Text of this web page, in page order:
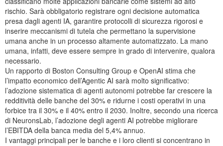
rischio. Sarà obbligatorio registrare ogni decisione automatica
presa dagli agenti IA, garantire protocolli di sicurezza rigorosi e
inserire meccanismi di tutela che permettano la supervisione
umana anche in un processo altamente automatizzato. La mano
umana, infatti, deve essere sempre in grado di intervenire, qualora
necessario.
Un rapporto di Boston Consulting Group e OpenAI stima che
l’impatto economico dell’Agentic AI sarà molto significativo:
l’adozione sistematica di agenti autonomi potrebbe far crescere la
redditività delle banche del 30% e ridurne i costi operativi in una
forbice tra il 30% e il 40% entro il 2030. Inoltre, secondo una ricerca
di NeuronsLab, l’adozione degli agenti AI potrebbe migliorare
l’EBITDA della banca media del 5,4% annuo.
I vantaggi principali per le banche e i loro clienti si concentrano in